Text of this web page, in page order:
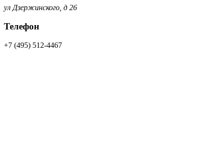
ул Дзержинского, д 26
Телефон
+7 (495) 512-4467